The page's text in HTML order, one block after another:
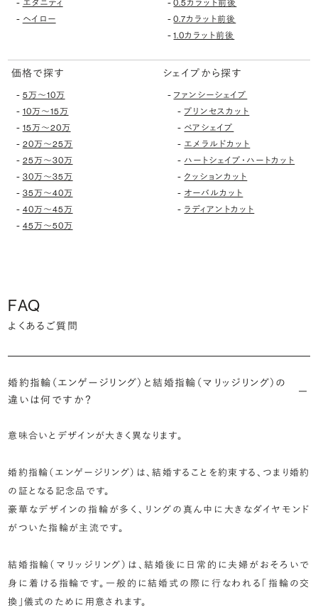
エタニティ
- ヘイロー
0.5カラット前後
-0.7カラット前後
-1.0カラット前後
価格で探す
- 5万〜10万
- 10万〜15万
- 15万〜20万
- 20万〜25万
- 25万〜30万
- 30万〜35万
- 35万〜40万
- 40万〜45万
- 45万〜50万
シェイプから探す
- ファンシーシェイプ
-プリンセスカット
- ペアシェイプ
- エメラルドカット
- ハートシェイプ・ハートカット
- クッションカット
- オーバルカット
- ラディアントカット
FAQ
よくあるご質問
婚約指輪（エンゲージリング）と結婚指輪（マリッジリング）の
違いは何ですか？
意味合いとデザインが大きく異なります。
婚約指輪（エンゲージリング）は、結婚することを約束する、つまり婚約
の証となる記念品です。
豪華なデザインの指輪が多く、リングの真ん中に大きなダイヤモンド
がついた指輪が主流です。
結婚指輪（マリッジリング）は、結婚後に日常的に夫婦がおそろいで
身に着ける指輪です。一般的に結婚式の際に行なわれる「指輪の交
換」儀式のために用意されます。